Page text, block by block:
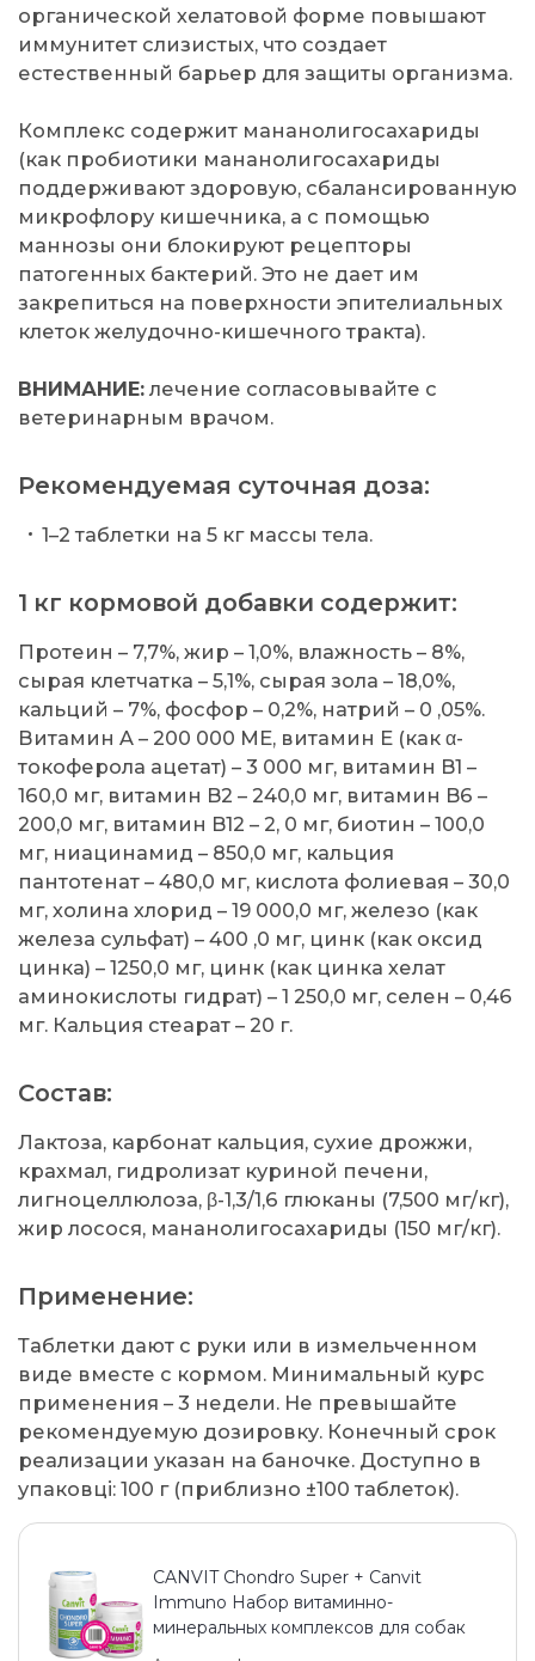
органической хелатовой форме повышают
иммунитет слизистых, что создает
естественный барьер для защиты организма.
Комплекс содержит мананолигосахариды
(как пробиотики мананолигосахариды
поддерживают здоровую, сбалансированную
микрофлору кишечника, а с помощью
маннозы они блокируют рецепторы
патогенных бактерий. Это не дает им
закрепиться на поверхности эпителиальных
клеток желудочно-кишечного тракта).
ВНИМАНИЕ: лечение согласовывайте с
ветеринарным врачом.
Рекомендуемая суточная доза:
1–2 таблетки на 5 кг массы тела.
1 кг кормовой добавки содержит:
Протеин – 7,7%, жир – 1,0%, влажность – 8%,
сырая клетчатка – 5,1%, сырая зола – 18,0%,
кальций – 7%, фосфор – 0,2%, натрий – 0 ,05%.
Витамин A – 200 000 МЕ, витамин E (как α-
токоферола ацетат) – 3 000 мг, витамин B1 –
160,0 мг, витамин B2 – 240,0 мг, витамин B6 –
200,0 мг, витамин B12 – 2, 0 мг, биотин – 100,0
мг, ниацинамид – 850,0 мг, кальция
пантотенат – 480,0 мг, кислота фолиевая – 30,0
мг, холина хлорид – 19 000,0 мг, железо (как
железа сульфат) – 400 ,0 мг, цинк (как оксид
цинка) – 1250,0 мг, цинк (как цинка хелат
аминокислоты гидрат) – 1 250,0 мг, селен – 0,46
мг. Кальция стеарат – 20 г.
Состав:
Лактоза, карбонат кальция, сухие дрожжи,
крахмал, гидролизат куриной печени,
лигноцеллюлоза, β-1,3/1,6 глюканы (7,500 мг/кг),
жир лосося, мананолигосахариды (150 мг/кг).
Применение:
Таблетки дают с руки или в измельченном
виде вместе с кормом. Минимальный курс
применения – 3 недели. Не превышайте
рекомендуемую дозировку. Конечный срок
реализации указан на баночке. Доступно в
упаковці: 100 г (приблизно ±100 таблеток).
CANVIT Chondro Super + Canvit
Immuno Набор витаминно-
минеральных комплексов для собак